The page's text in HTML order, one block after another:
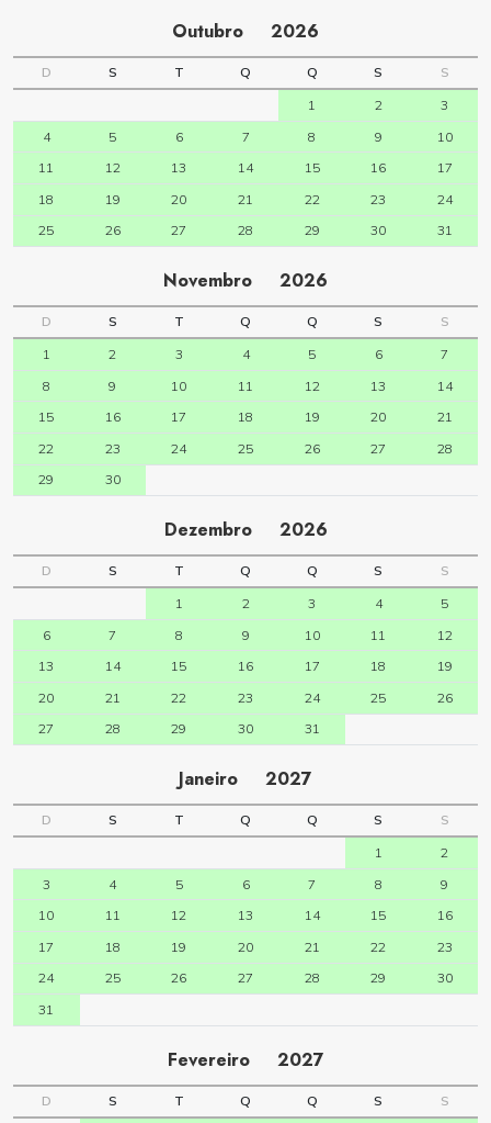
Outubro 2026
D S T Q Q S
S
1
2
3
4
5 6 7 8 9
10
11
12 13 14 15 16
17
18
19 20 21 22 23
24
25
26 27 28 29 30 31
Novembro 2026
D S T Q Q S
S
1
2 3 4 5 6
7
8
9 10 11 12 13
14
15
16 17 18 19 20
21
22
23 24 25 26 27
28
29
30
Dezembro 2026
D S T Q Q S
S
1
2 3 4
5
6
7 8 9 10 11
12
13
14 15 16 17 18
19
20
21 22 23 24 25
26
27
28 29 30 31
Janeiro 2027
D S T Q Q S
S
1
2
3
4 5 6 7 8
9
10
11 12 13 14 15
16
17
18 19 20 21 22
23
24
25 26 27 28 29
30
31
Fevereiro 2027
D S T Q Q S
S